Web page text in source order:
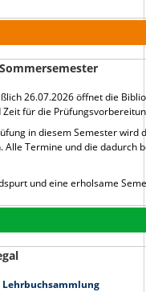
26.07.2026 öffnet die
für die
in diesem Semester wird
Alle Termine und die dadurch
und eine erholsame
Lehrbuchsammlung